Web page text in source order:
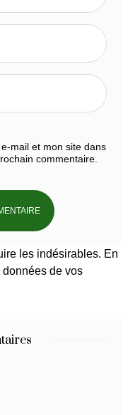
mail et mon site dans
commentaire.
les indésirables. En
de vos